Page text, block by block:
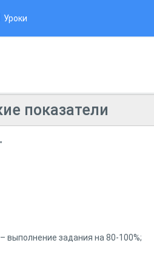
Уроки
показатели
выполнение задания на 80-100%;